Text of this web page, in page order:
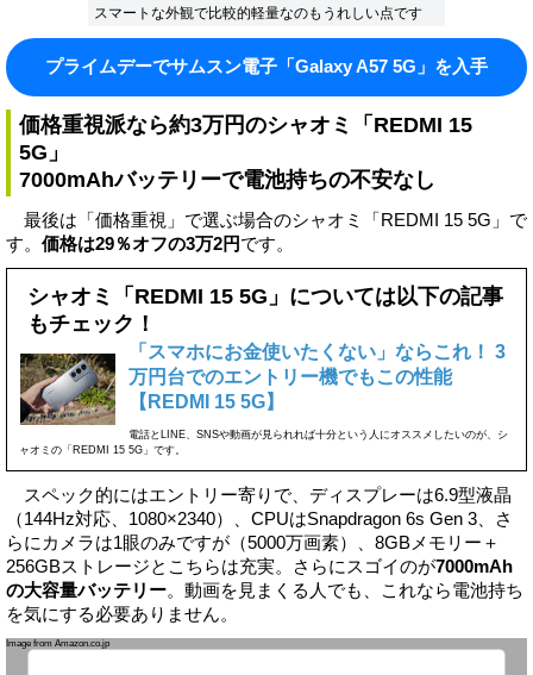
スマートな外観で比較的軽量なのもうれしい点です
プライムデーでサムスン電子「Galaxy A57 5G」を入手
価格重視派なら約3万円のシャオミ「REDMI 15
5G」
7000mAhバッテリーで電池持ちの不安なし
最後は「価格重視」で選ぶ場合のシャオミ「REDMI 15 5G」で
す。 価格は29％オフの3万2円です。
シャオミ「REDMI 15 5G」については以下の記事
もチェック！
「スマホにお金使いたくない」ならこれ！ 3
万円台でのエントリー機でもこの性能
【REDMI 15 5G】
電話とLINE、SNSや動画が見られれば十分という人にオススメしたいのが、シ
ャオミの「REDMI 15 5G」です。
スペック的にはエントリー寄りで、ディスプレーは6.9型液晶
（144Hz対応、1080×2340）、CPUはSnapdragon 6s Gen 3、さ
らにカメラは1眼のみですが（5000万画素）、8GBメモリー＋
256GBストレージとこちらは充実。さらにスゴイのが7000mAh
の大容量バッテリー。動画を見まくる人でも、これなら電池持ち
を気にする必要ありません。
Image from Amazon.co.jp